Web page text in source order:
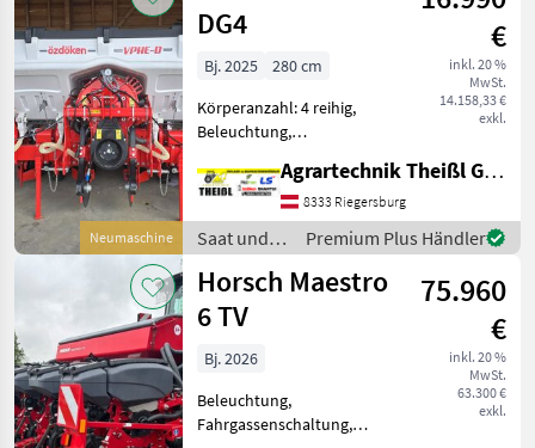
Neumaschine
DG4
€
inkl. 20 %
MwSt.
14.158,33 €
exkl.
Bj. 2025
280 cm
Körperanzahl: 4 reihig,
Beleuchtung,
Spuranreisser,
Direktsaatausstattung,
Gummidruckrollen, Mais,
pneumatisch,
Reihendüngerstreuer,
elektr. Überwachung
Agrartechnik Theißl GmbH
8333 Riegersburg
Saat und
Pflege /
Ozdoken
Premium Plus Händler
Horsch Maestro
6 TV
75.960
€
inkl. 20 %
MwSt.
63.300 €
exkl.
Bj. 2026
Beleuchtung,
Fahrgassenschaltung,